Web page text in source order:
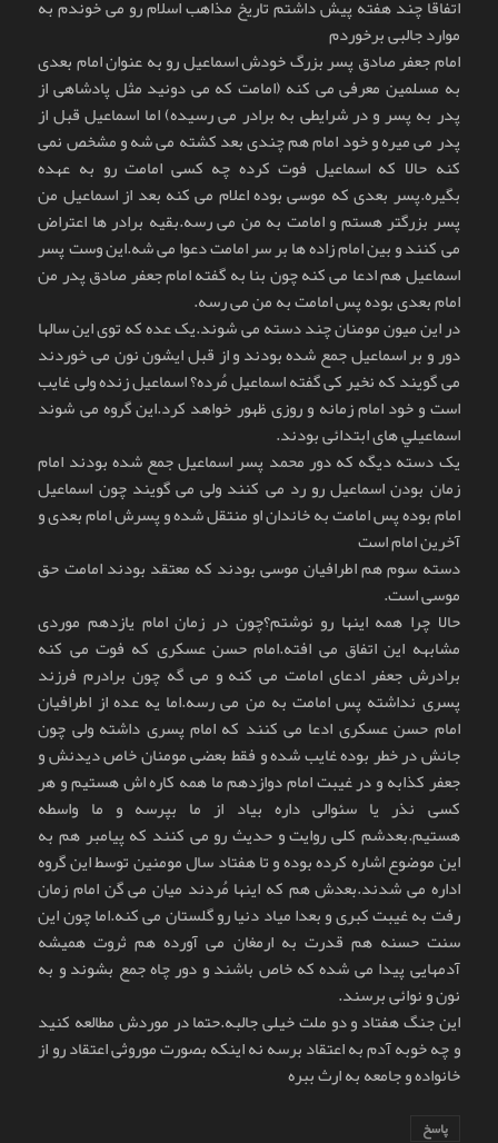
اتفاقا چند هفته پیش داشتم تاریخ مذاهب اسلام رو می خوندم به
موارد جالبی برخوردم
امام جعفر صادق پسر بزرگ خودش اسماعيل رو به عنوان امام بعدی
به مسلمين معرفی می کنه (امامت که می دونيد مثل پادشاهی از
پدر به پسر و در شرايطی به برادر می رسيده) اما اسماعيل قبل از
پدر می ميره و خود امام هم چندی بعد کشته می شه و مشخص نمی
کنه حالا که اسماعيل فوت کرده چه کسی امامت رو به عهده
بگيره.پسر بعدی که موسی بوده اعلام می کنه بعد از اسماعيل من
پسر بزرگتر هستم و امامت به من می رسه.بقيه برادر ها اعتراض
می کنند و بين امام زاده ها بر سر امامت دعوا می شه.اين وست پسر
اسماعيل هم ادعا می کنه چون بنا به گفته امام جعفر صادق پدر من
امام بعدی بوده پس امامت به من می رسه.
در اين ميون مومنان چند دسته می شوند.يک عده که توی اين سالها
دور و بر اسماعيل جمع شده بودند و از قبل ايشون نون می خوردند
می گويند که نخير کی گفته اسماعيل مُرده؟ اسماعيل زنده ولی غايب
است و خود امام زمانه و روزی ظهور خواهد کرد.اين گروه می شوند
اسماعيلي های ابتدائی بودند.
يک دسته ديگه که دور محمد پسر اسماعيل جمع شده بودند امام
زمان بودن اسماعيل رو رد می کنند ولی می گويند چون اسماعيل
امام بوده پس امامت به خاندان او منتقل شده و پسرش امام بعدی و
آخرين امام است
دسته سوم هم اطرافيان موسی بودند که معتقد بودند امامت حق
موسی است.
حالا چرا همه اينها رو نوشتم؟چون در زمان امام يازدهم موردی
مشابهه اين اتفاق می افته.امام حسن عسکری که فوت می کنه
برادرش جعفر ادعای امامت می کنه و می گه چون برادرم فرزند
پسری نداشته پس امامت به من می رسه.اما يه عده از اطرافيان
امام حسن عسکری ادعا می کنند که امام پسری داشته ولی چون
جانش در خطر بوده غايب شده و فقط بعضی مومنان خاص ديدنش و
جعفر کذابه و در غيبت امام دوازدهم ما همه کاره اش هستيم و هر
کسی نذر يا سئوالی داره بياد از ما بپرسه و ما واسطه
هستيم.بعدشم کلی روايت و حديث رو می کنند که پيامبر هم به
اين موضوع اشاره کرده بوده و تا هفتاد سال مومنين توسط اين گروه
اداره می شدند.بعدش هم که اينها مُردند ميان می گن امام زمان
رفت به غيبت کبری و بعدا مياد دنيا رو گلستان می کنه.اما چون اين
سنت حسنه هم قدرت به ارمغان می آورده هم ثروت هميشه
آدمهایی پيدا می شده که خاص باشند و دور چاه جمع بشوند و به
نون و نوائی برسند.
اين جنگ هفتاد و دو ملت خيلی جالبه.حتما در موردش مطالعه کنيد
و چه خوبه آدم به اعتقاد برسه نه اينکه بصورت موروثی اعتقاد رو از
خانواده و جامعه به ارث ببره
پاسخ